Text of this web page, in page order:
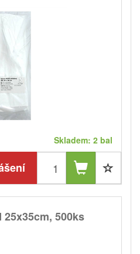
Skladem: 2 bal
500ks